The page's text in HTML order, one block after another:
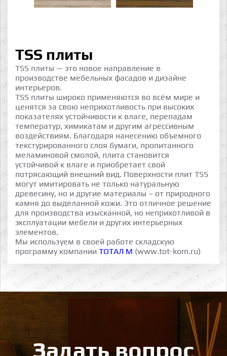
TSS плиты
TSS плиты — это новое направление в
производстве мебельных фасадов и дизайне
интерьеров.
TSS плиты широко применяются во всём мире и
ценятся за свою неприхотливость при высоких
показателях устойчивости к влаге, перепадам
температур, химикатам и другим агрессивным
воздействиям. Благодаря нанесению объемного
текстурированного слоя бумаги, пропитанного
меламиновой смолой, плита становится
устойчивой к влаге и приобретает свой
потрясающий внешний вид. Поверхности плит TSS
могут имитировать не только натуральную
древесину, но и другие материалы – от природного
камня до выделанной кожи. Это отличное решение
для производства изысканной, но неприхотливой в
эксплуатации мебели и других интерьерных
элементов.
Мы используем в своей работе складскую
программу компании ТОТАЛ М (www.tot-kom.ru)
Задать вопрос